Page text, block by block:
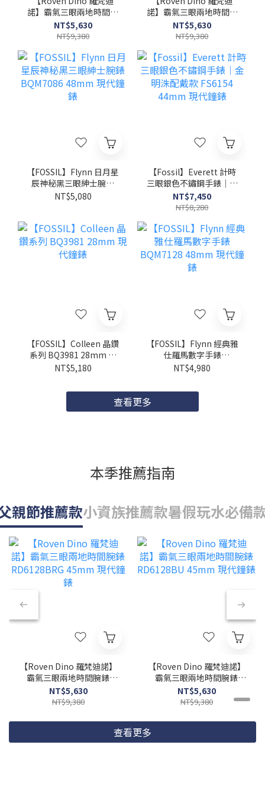
諾】霸氣三眼兩地時間腕
錶 RD6128BRG 45mm
現代鐘錶
NT$5,630
NT$9,380
諾】霸氣三眼兩地時間腕
錶 RD6128BU 45mm 現
代鐘錶
NT$5,630
NT$9,380
【FOSSIL】Flynn 日月星
辰神秘黑三眼紳士腕錶
BQM7086 48mm 現代鐘
NT$5,080
【Fossil】Everett 計時
三眼銀色不鏽鋼手錶｜金
明洙配戴款 FS6154
44mm 現代鐘錶
NT$7,450
NT$8,280
【FOSSIL】Colleen 晶鑽
系列 BQ3981 28mm 現
代鐘錶
NT$5,180
【FOSSIL】Flynn 經典雅
仕羅馬數字手錶
BQM7128 48mm 現代鐘
錶
NT$4,980
查看更多
本季推薦指南
親節推薦款小資族推薦款暑假玩水必備
【Roven Dino 羅梵迪諾】
霸氣三眼兩地時間腕錶
RD6128BRG 45mm 現代
鐘錶
NT$5,630
NT$9,380
【Roven Dino 羅梵迪諾】
霸氣三眼兩地時間腕錶
RD6128BU 45mm 現代鐘
錶
NT$5,630
NT$9,380
查看更多